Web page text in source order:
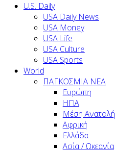
U.S. Daily
USA Daily News
USA Money
USA Life
USA Culture
USA Sports
World
ΠΑΓΚΟΣΜΙΑ ΝΕΑ
Ευρώπη
ΗΠΑ
Μέση Ανατολή
Αφρική
Ελλάδα
Ασία / Ωκεανία